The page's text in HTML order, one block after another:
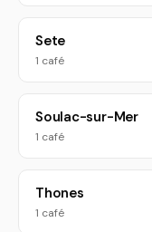
Sete
1 café
Soulac-sur-Mer
1 café
Thones
1 café